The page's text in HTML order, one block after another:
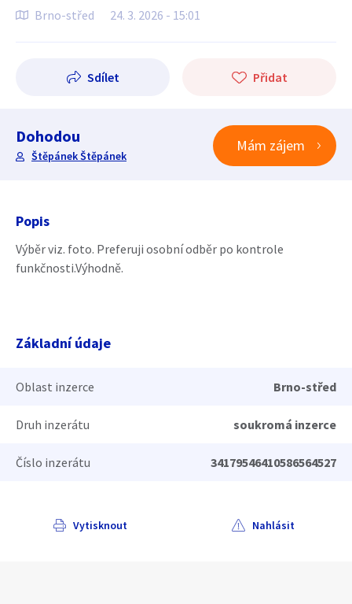
Brno-střed 24. 3. 2026 - 15:01
Sdílet Přidat
Dohodou
Štěpánek Štěpánek
Mám zájem
Popis
Výběr viz. foto. Preferuji osobní odběr po kontrole
funkčnosti.Výhodně.
Základní údaje
Oblast inzerce Brno-střed
Druh inzerátu soukromá inzerce
Číslo inzerátu 34179546410586564527
Vytisknout Nahlásit